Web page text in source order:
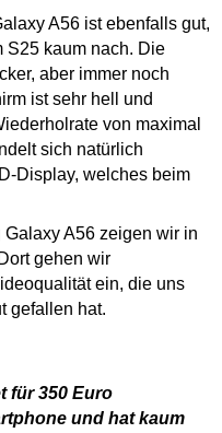
A56 ist ebenfalls gut,
S25 kaum nach. Die
aber immer noch
ist sehr hell und
von maximal
sich natürlich
Display, welches beim
A56 zeigen wir in
gehen wir
ein, die uns
gefallen hat.
für 350 Euro
und hat kaum